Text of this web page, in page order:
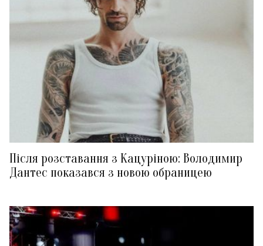
Після розставання з Кацуріною: Володимир
Дантес показався з новою обраницею